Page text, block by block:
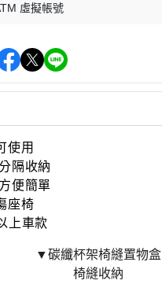
虛擬帳號
使用
隔收納
便簡單
座椅
上車款
▼碳纖杯架椅縫置物盒
椅縫收納